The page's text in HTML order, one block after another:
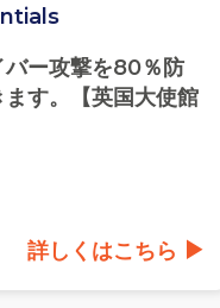
バー攻撃を80％防
ます。【英国大使館
詳しくはこちら